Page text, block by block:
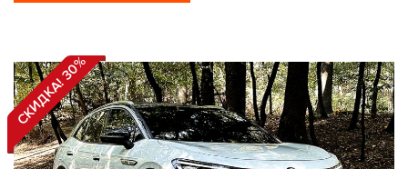
СКИДКА! 30%